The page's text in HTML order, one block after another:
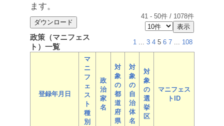
ます。
41 - 50件 / 1078件
政策（マニフェス
ト）一覧
1 ... 3 4 5 6 7 ... 108
登録年月日
マ
ニ
フ
ェ
ス
ト
種
別
政
治
家
名
対
象
の
都
道
府
県
対
象
の
自
治
体
名
対
象
の
選
挙
区
マニフェス
トID